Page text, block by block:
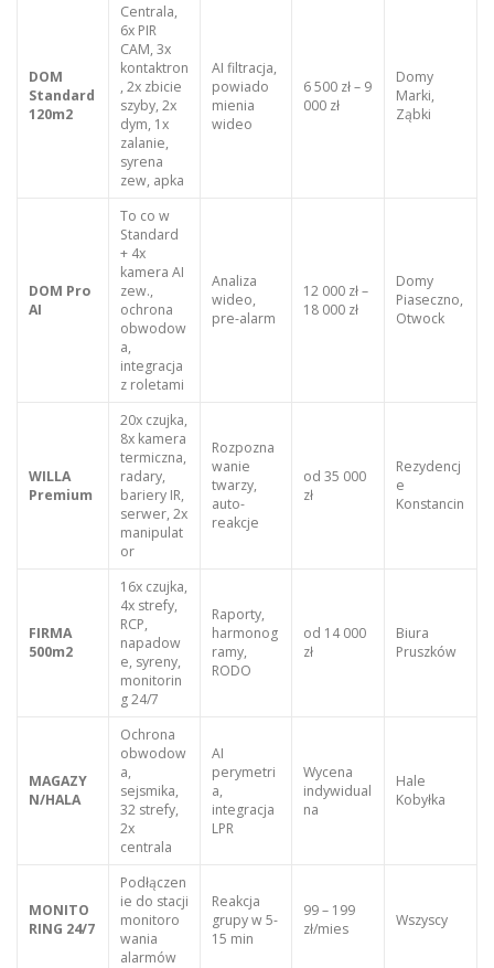
DOM
Standard
120m2
Centrala,
6x PIR
CAM, 3x
kontaktron
, 2x zbicie
szyby, 2x
dym, 1x
zalanie,
syrena
zew, apka
AI filtracja,
powiado
mienia
wideo
6 500 zł – 9
000 zł
Domy
Marki,
Ząbki
DOM Pro
AI
To co w
Standard
+ 4x
kamera AI
zew.,
ochrona
obwodow
a,
integracja
z roletami
Analiza
wideo,
pre-alarm
12 000 zł –
18 000 zł
Domy
Piaseczno,
Otwock
WILLA
Premium
20x czujka,
8x kamera
termiczna,
radary,
bariery IR,
serwer, 2x
manipulat
or
Rozpozna
wanie
twarzy,
auto-
reakcje
od 35 000
zł
Rezydencj
e
Konstancin
FIRMA
500m2
16x czujka,
4x strefy,
RCP,
napadow
e, syreny,
monitorin
g 24/7
Raporty,
harmonog
ramy,
RODO
od 14 000
zł
Biura
Pruszków
MAGAZY
N/HALA
Ochrona
obwodow
a,
sejsmika,
32 strefy,
2x
centrala
AI
perymetri
a,
integracja
LPR
Wycena
indywidual
na
Hale
Kobyłka
MONITO
RING 24/7
Podłączen
ie do stacji
monitoro
wania
alarmów
Reakcja
grupy w 5-
15 min
99 – 199
zł/mies
Wszyscy